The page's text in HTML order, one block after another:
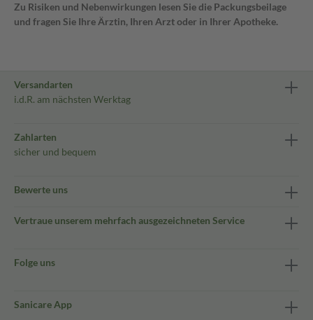
Zu Risiken und Nebenwirkungen lesen Sie die Packungsbeilage
und fragen Sie Ihre Ärztin, Ihren Arzt oder in Ihrer Apotheke.
Versandarten
i.d.R. am nächsten Werktag
Zahlarten
sicher und bequem
Bewerte uns
Vertraue unserem mehrfach ausgezeichneten Service
Folge uns
Sanicare App